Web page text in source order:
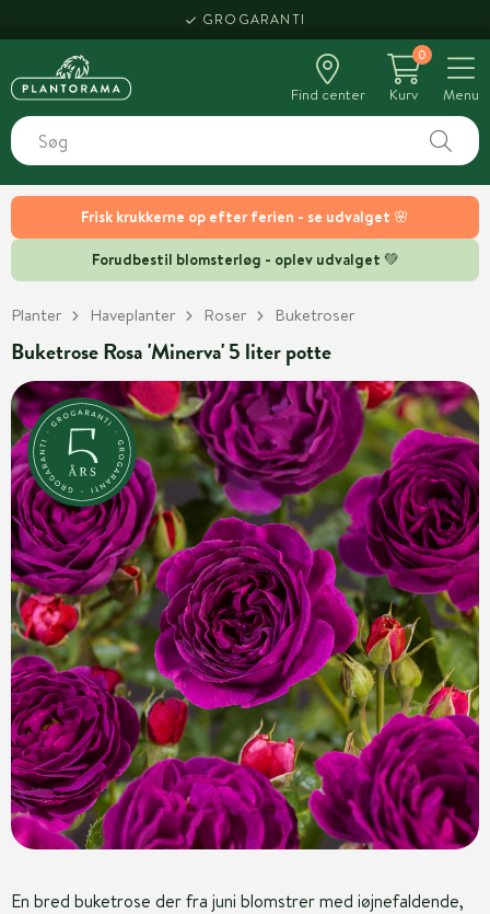
Frisk krukkerne op efter ferien - se udvalget 🌸
Forudbestil blomsterløg - oplev udvalget 💚
GROGARANTI
Find center
0
Kurv
Menu
Planter Haveplanter Roser Buketroser
Buketrose Rosa 'Minerva' 5 liter potte
En bred buketrose der fra juni blomstrer med iøjnefaldende,